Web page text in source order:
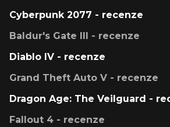
Cyberpunk 2077 - recenze
Baldur's Gate III - recenze
Diablo IV - recenze
Grand Theft Auto V - recenze
Dragon Age: The Veilguard -
Fallout 4 - recenze